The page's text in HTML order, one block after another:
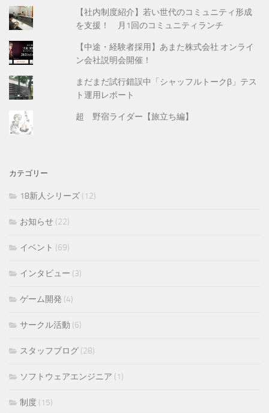
【社内制度紹介】若い世代のコミュニティ形成
を支援！ 月1回のコミュニティランチ
【中途・経験者採用】あまた株式会社 オンライ
ン会社説明会開催！
まだまだ試行錯誤中「シャッフルトークβ」テス
ト運用レポート
超 野宿ライダー【旅立ち編】
カテゴリー
18新人シリーズ (12)
お知らせ (22)
イベント (69)
インタビュー (3)
ゲーム開発 (4)
サークル活動 (6)
スタッフブログ (28)
ソフトウェアエンジニア (1)
制度 (15)